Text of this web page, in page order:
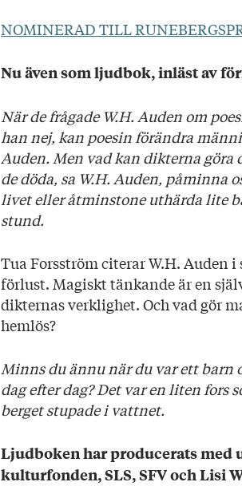
Sidantal: 50
Format: Häftad
NOMINERAD TILL
Nu även som ljudbok, inläst av
När de frågade W.H. Auden om
han nej, kan poesin förändra
Auden. Men vad kan dikterna göra
de döda, sa W.H. Auden, påminna
livet eller åtminstone uthärda lite
stund.
Tua Forsström citerar W.H. Auden
förlust. Magiskt tänkande är en
dikternas verklighet. Och vad gör
hemlös?
Minns du ännu när du var ett barn
dag efter dag? Det var en liten fors
berget stupade i vattnet.
Ljudboken har producerats med
kulturfonden, SLS, SFV och Lisi